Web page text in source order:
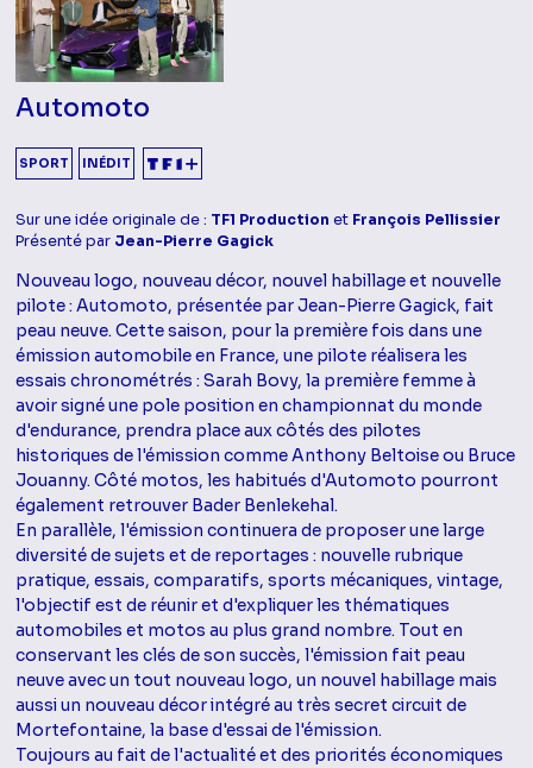
Automoto
SPORT INÉDIT
Sur une idée originale de : TF1 Production et François Pellissier
Présenté par Jean-Pierre Gagick
Nouveau logo, nouveau décor, nouvel habillage et nouvelle
pilote : Automoto, présentée par Jean-Pierre Gagick, fait
peau neuve. Cette saison, pour la première fois dans une
émission automobile en France, une pilote réalisera les
essais chronométrés : Sarah Bovy, la première femme à
avoir signé une pole position en championnat du monde
d'endurance, prendra place aux côtés des pilotes
historiques de l'émission comme Anthony Beltoise ou Bruce
Jouanny. Côté motos, les habitués d'Automoto pourront
également retrouver Bader Benlekehal.
En parallèle, l'émission continuera de proposer une large
diversité de sujets et de reportages : nouvelle rubrique
pratique, essais, comparatifs, sports mécaniques, vintage,
l'objectif est de réunir et d'expliquer les thématiques
automobiles et motos au plus grand nombre. Tout en
conservant les clés de son succès, l'émission fait peau
neuve avec un tout nouveau logo, un nouvel habillage mais
aussi un nouveau décor intégré au très secret circuit de
Mortefontaine, la base d'essai de l'émission.
Toujours au fait de l'actualité et des priorités économiques